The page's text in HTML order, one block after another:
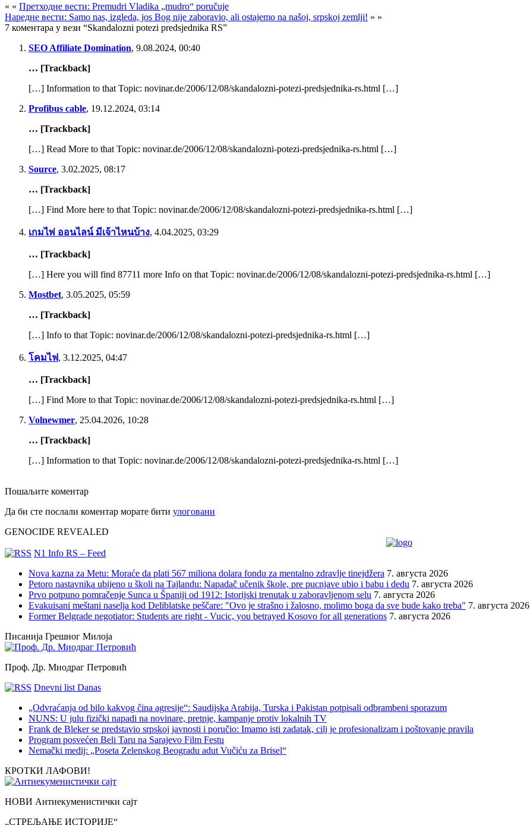
« « Претходне вести: Premudri Vladika „mudro“ poručuje
Наредне вести: Samo nas, izgleda, jos Bog nije zaboravio, ali ostajemo na našoj, srpskoj zemlji! » »
7 коментара у вези “Skandalozni potezi predsjednika RS”
SEO Affiliate Domination, 9.08.2024, 00:40
… [Trackback]
[…] Information to that Topic: novinar.de/2006/12/08/skandalozni-potezi-predsjednika-rs.html […]
Profibus cable, 19.12.2024, 03:14
… [Trackback]
[…] Read More to that Topic: novinar.de/2006/12/08/skandalozni-potezi-predsjednika-rs.html […]
Source, 3.02.2025, 08:17
… [Trackback]
[…] Find More here to that Topic: novinar.de/2006/12/08/skandalozni-potezi-predsjednika-rs.html […]
เกมไพ่ ออนไลน์ มีเจ้าไหนบ้าง, 4.04.2025, 03:29
… [Trackback]
[…] Here you will find 87711 more Info on that Topic: novinar.de/2006/12/08/skandalozni-potezi-predsjednika-rs.html […]
Mostbet, 3.05.2025, 05:59
… [Trackback]
[…] Info to that Topic: novinar.de/2006/12/08/skandalozni-potezi-predsjednika-rs.html […]
โคมไฟ, 3.12.2025, 04:47
… [Trackback]
[…] Find More to that Topic: novinar.de/2006/12/08/skandalozni-potezi-predsjednika-rs.html […]
Volnewmer, 25.04.2026, 10:28
… [Trackback]
[…] Information to that Topic: novinar.de/2006/12/08/skandalozni-potezi-predsjednika-rs.html […]
Пошаљите коментар
Да би сте послали коментар морате бити улоговани
GENOCIDE REVEALED
N1 Info RS – Feed
Nova kazna za Metu: Moraće da plati 567 miliona dolara fondu za mentalno zdravlje tinejdžera 7. августа 2026
Petoro nastavnika ubijeno u školi na Tajlandu: Napadač učenik škole, pre pucnjave ubio i babu i dedu 7. августа 2026
Prvo potpuno pomračenje Sunca u Španiji od 1912: Istorijski trenutak u zaboravljenom selu 7. августа 2026
Evakuisani meštani naselja kod Deliblatske peščare: "Ovo je strašno i žalosno, molimo boga da sve bude kako treba" 7. августа 2026
Former Belgrade negotiator: Students are right - Vucic, you betrayed Kosovo for all generations 7. августа 2026
Писанија Грешног Милоја
Проф. Др. Миодраг Петровић
Dnevni list Danas
„Odvraćanja od bilo kakvog čina agresije“: Saudijska Arabija, Turska i Pakistan potpisali odbrambeni sporazum
NUNS: U julu fizički napadi na novinare, pretnje, kampanje protiv lokalnih TV
Frank de Bleker se predstavio srpskoj javnosti i poručio: Imamo isti zadatak, cilj je profesionalizam i poštovanje pravila
Program posvećen Beli Taru na Sarajevo Film Festu
Nemački medij: „Poseta Zelenskog Beogradu adut Vučiću za Brisel“
КРОТКИ ЛАФОВИ!
НОВИ Антиекуменистички сајт
„СТРЕЉАЊЕ ИСТОРИЈЕ“